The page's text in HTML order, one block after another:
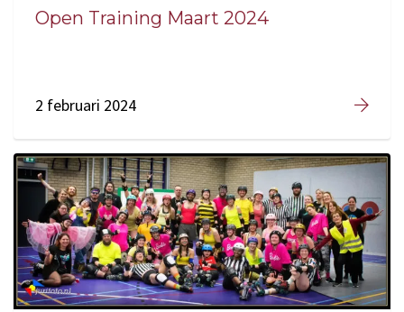
Open Training Maart 2024
2 februari 2024